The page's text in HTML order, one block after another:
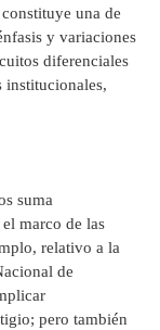
una de
y variaciones
diferenciales
institucionales,
suma
marco de las
relativo a la
de
pero también